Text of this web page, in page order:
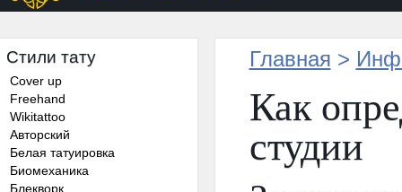
Главная >
Как
студии
Стили тату
Cover up
Freehand
Wikitattoo
Авторский
Белая татуировка
Биомеханика
Блекворк